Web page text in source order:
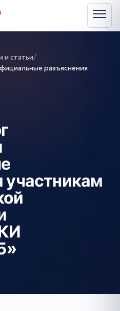
и статьи/
разъяснения
участникам